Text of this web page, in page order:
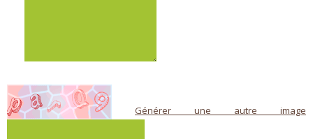
Générer une autre image